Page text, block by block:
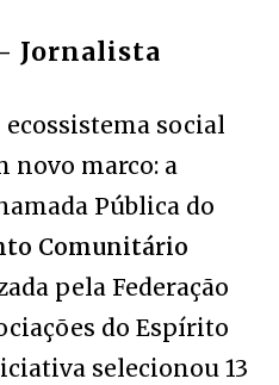
Jornalista
ecossistema social
novo marco: a
Pública do
Comunitário
pela Federação
do Espírito
selecionou 13